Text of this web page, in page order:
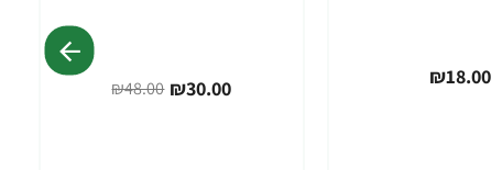
₪18.00
₪30.00
₪48.00